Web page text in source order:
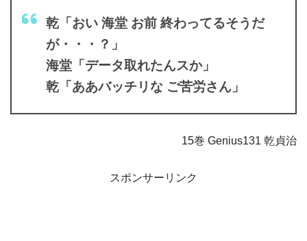
乾「おい 海堂 お前 終わってるそうだ
が・・・？」
海堂「データ取れたんスか」
乾「ああバッチリな ご苦労さん」
15巻 Genius131 乾貞治
スポンサーリンク